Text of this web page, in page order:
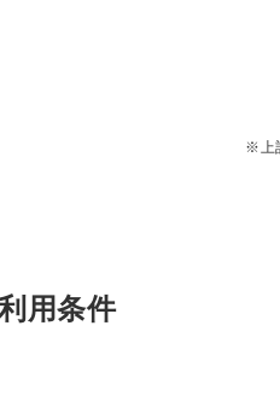
※上
用条件